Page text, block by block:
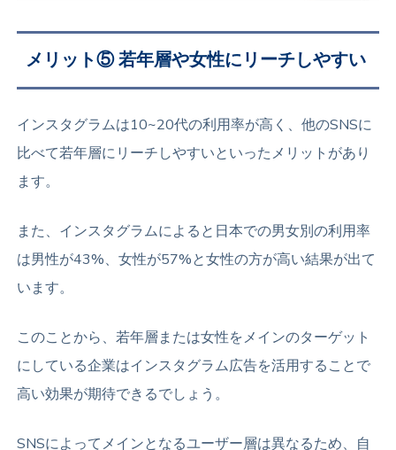
メリット⑤ 若年層や女性にリーチしやすい
インスタグラムは10~20代の利用率が高く、他のSNSに
比べて若年層にリーチしやすいといったメリットがあり
ます。
また、インスタグラムによると日本での男女別の利用率
は男性が43%、女性が57%と女性の方が高い結果が出て
います。
このことから、若年層または女性をメインのターゲット
にしている企業はインスタグラム広告を活用することで
高い効果が期待できるでしょう。
SNSによってメインとなるユーザー層は異なるため、自